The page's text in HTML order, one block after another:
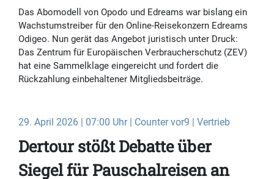
Das Abomodell von Opodo und Edreams war bislang ein
Wachstumstreiber für den Online-Reisekonzern Edreams
Odigeo. Nun gerät das Angebot juristisch unter Druck:
Das Zentrum für Europäischen Verbraucherschutz (ZEV)
hat eine Sammelklage eingereicht und fordert die
Rückzahlung einbehaltener Mitgliedsbeiträge.
29. April 2026 | 07:00 Uhr | Counter vor9 | Vertrieb
Dertour stößt Debatte über
Siegel für Pauschalreisen an